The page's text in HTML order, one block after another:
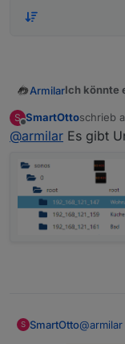
ArmilarIch könnte
Hat jemand
Sonos am
Semikolon,
Habe leider
S
Offline
SmartOttoschrieb
zuletzt
@armilar Es gibt
S SmartOtto@armilar